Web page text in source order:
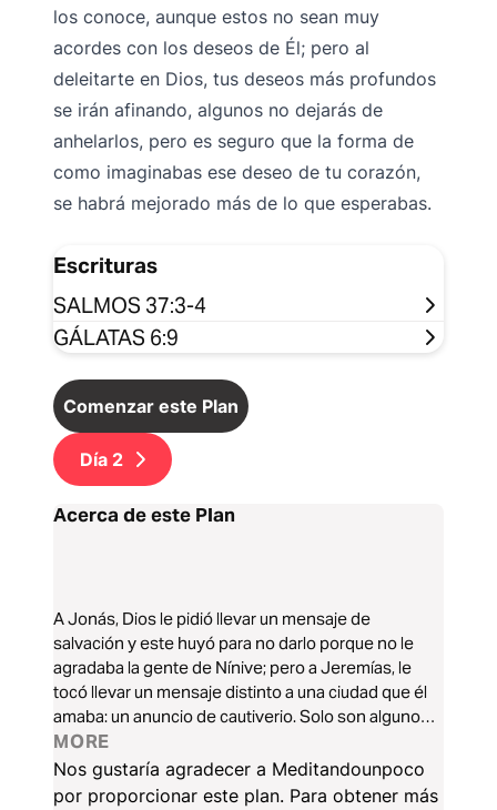
los conoce, aunque estos no sean muy
acordes con los deseos de Él; pero al
deleitarte en Dios, tus deseos más profundos
se irán afinando, algunos no dejarás de
anhelarlos, pero es seguro que la forma de
como imaginabas ese deseo de tu corazón,
se habrá mejorado más de lo que esperabas.
Escrituras
SALMOS 37:3-4
GÁLATAS 6:9
Comenzar este Plan
Día 2
Acerca de este Plan
A Jonás, Dios le pidió llevar un mensaje de
salvación y este huyó para no darlo porque no le
agradaba la gente de Nínive; pero a Jeremías, le
tocó llevar un mensaje distinto a una ciudad que él
amaba: un anuncio de cautiverio. Solo son algunos
versos que me mostraron la mano de Dios en
momentos “sin sentido” para mi, pero aprendí, que
los planes de Dios son PERFECTOS.
MORE
Nos gustaría agradecer a Meditandounpoco
por proporcionar este plan. Para obtener más